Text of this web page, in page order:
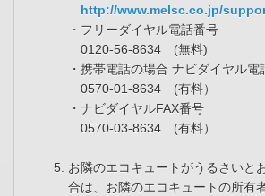
http://www.melsc.co.jp/
・フリーダイヤル電話番号
0120-56-8634 (無料)
・携帯電話の場合 ナビダイヤル
0570-01-8634 (有料）
・ナビダイヤルFAX番号
0570-03-8634 (有料）
お隣のエコキュートがうるさいと
合は、お隣のエコキュートの所有